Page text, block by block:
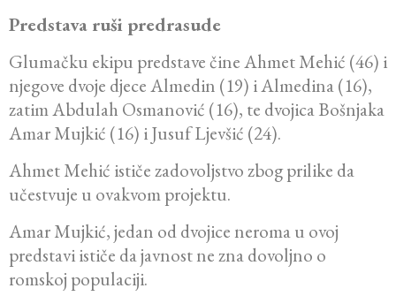
Predstava ruši predrasude
Glumačku ekipu predstave čine Ahmet Mehić (46) i
njegove dvoje djece Almedin (19) i Almedina (16),
zatim Abdulah Osmanović (16), te dvojica Bošnjaka
Amar Mujkić (16) i Jusuf Ljevšić (24).
Ahmet Mehić ističe zadovoljstvo zbog prilike da
učestvuje u ovakvom projektu.
Amar Mujkić, jedan od dvojice neroma u ovoj
predstavi ističe da javnost ne zna dovoljno o
romskoj populaciji.